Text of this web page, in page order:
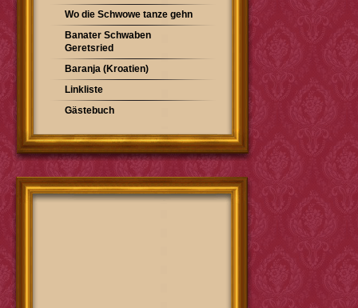
Wo die Schwowe tanze gehn
Banater Schwaben
Geretsried
Baranja (Kroatien)
Linkliste
Gästebuch